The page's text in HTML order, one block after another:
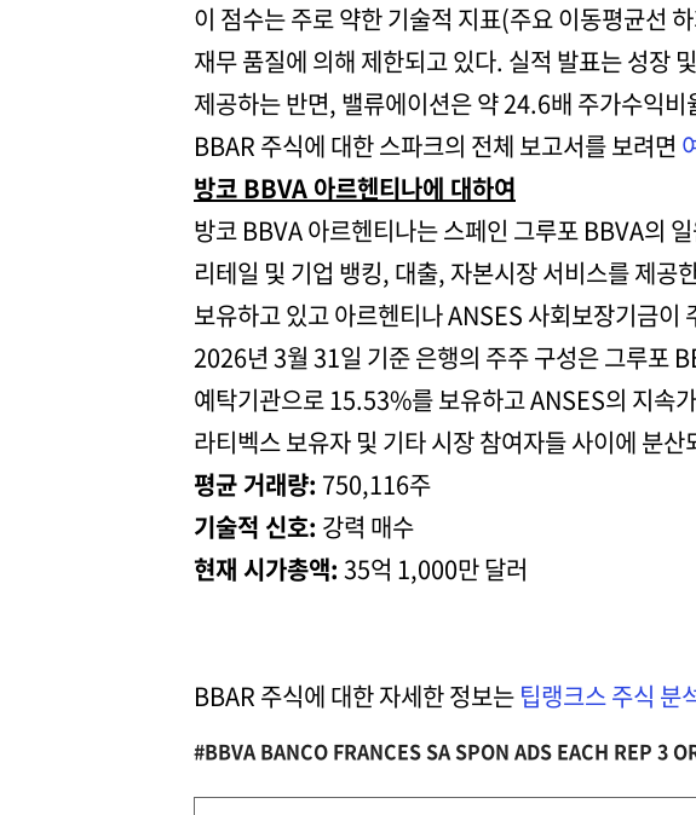
이 점수는 주로 약한 기술적 지표(주요 이동평균선
재무 품질에 의해 제한되고 있다. 실적 발표는 성장
제공하는 반면, 밸류에이션은 약 24.6배 주가수익
BBAR 주식에 대한 스파크의 전체 보고서를 보려면
방코 BBVA 아르헨티나에 대하여
방코 BBVA 아르헨티나는 스페인 그루포 BBVA의
리테일 및 기업 뱅킹, 대출, 자본시장 서비스를 제
보유하고 있고 아르헨티나 ANSES 사회보장기금이
2026년 3월 31일 기준 은행의 주주 구성은 그루포
예탁기관으로 15.53%를 보유하고 ANSES의 지속
라티벡스 보유자 및 기타 시장 참여자들 사이에 분
평균 거래량: 750,116주
기술적 신호: 강력 매수
현재 시가총액: 35억 1,000만 달러
BBAR 주식에 대한 자세한 정보는 팁랭크스 주식 분
#BBVA BANCO FRANCES SA SPON ADS EACH REP 3